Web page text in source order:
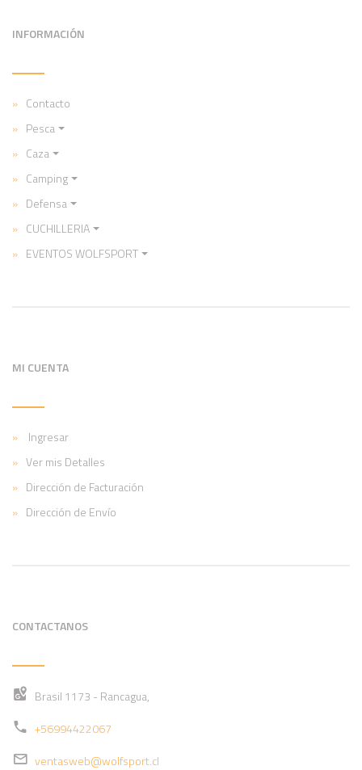
INFORMACIÓN
Contacto
Pesca
Caza
Camping
Defensa
CUCHILLERIA
EVENTOS WOLFSPORT
MI CUENTA
Ingresar
Ver mis Detalles
Dirección de Facturación
Dirección de Envío
CONTACTANOS
Brasil 1173 - Rancagua,
+56994422067
ventasweb@wolfsport.cl